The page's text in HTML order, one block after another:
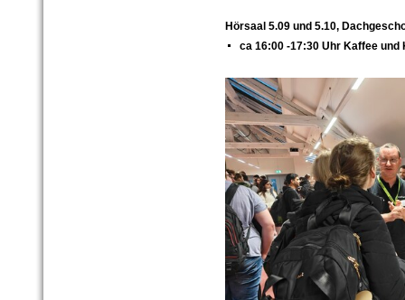
Hörsaal 5.09 und 5.10,
ca 16:00 -17:30 Uhr Kaffee und